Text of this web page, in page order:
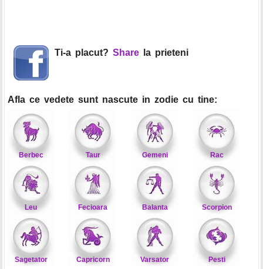
Ti-a placut? Share la prieteni
Afla ce vedete sunt nascute in zodie cu tine:
Berbec Taur Gemeni Rac
Leu Fecioara Balanta Scorpion
Sagetator Capricorn Varsator Pesti